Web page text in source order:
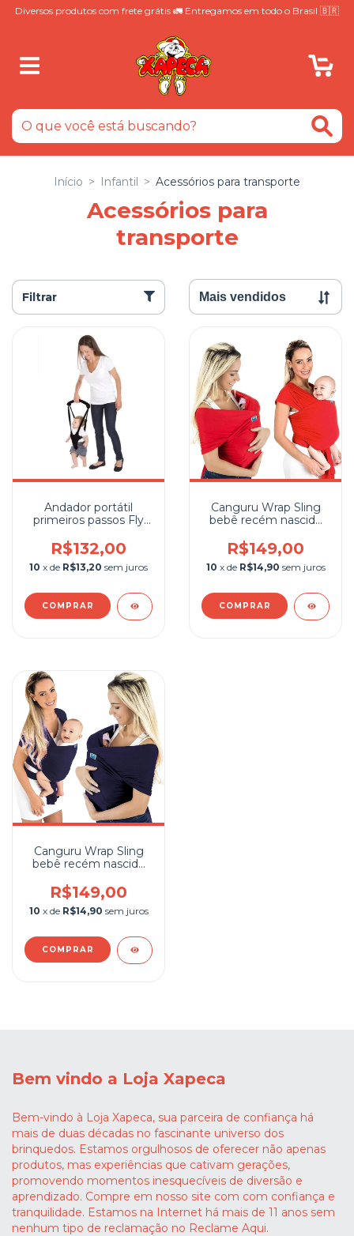
Diversos produtos com frete grátis 🚛 Entregamos em todo o Brasil 🇧🇷
Início > Infantil > Acessórios para transporte
Acessórios para
transporte
Filtrar
Andador portátil
primeiros passos Fly
R$132,00
10 x de R$13,20 sem juros
Canguru Wrap Sling
bebê recém nascido
R$149,00
10 x de R$14,90 sem juros
Canguru Wrap Sling
bebê recém nascido
R$149,00
10 x de R$14,90 sem juros
Bem vindo a Loja Xapeca
Bem-vindo à Loja Xapeca, sua parceira de confiança há
mais de duas décadas no fascinante universo dos
brinquedos. Estamos orgulhosos de oferecer não apenas
produtos, mas experiências que cativam gerações,
promovendo momentos inesquecíveis de diversão e
aprendizado. Compre em nosso site com com confiança e
tranquilidade. Estamos na Internet há mais de 11 anos sem
nenhum tipo de reclamação no Reclame Aqui.